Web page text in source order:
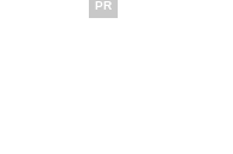
PR